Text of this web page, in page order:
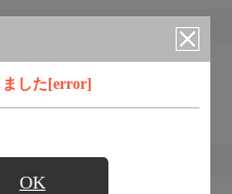
した[error]
OK